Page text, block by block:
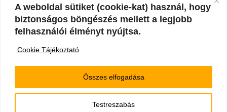
A weboldal sütiket (cookie-kat) használ, hogy
biztonságos böngészés mellett a legjobb
felhasználói élményt nyújtsa.
Cookie Tájékoztató
Testreszabás
Összes elfogadása
+36 20 942 0586
E-mail
nyarizoli.vizgaz@gmail.com